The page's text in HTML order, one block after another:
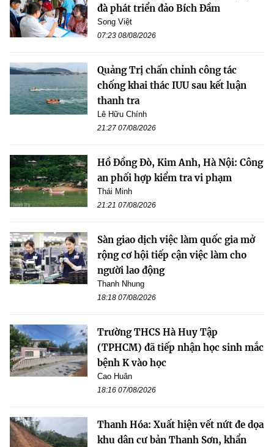
đà phát triển đảo Bích Đầm
Song Việt
07:23 08/08/2026
Quảng Trị chấn chỉnh công tác
chống khai thác IUU sau kết luận
thanh tra
Lê Hữu Chính
21:27 07/08/2026
Hồ Đồng Đò, Kim Anh, Hà Nội: Công
an phối hợp kiểm tra vi phạm
Thái Minh
21:21 07/08/2026
Sàn giao dịch việc làm quốc gia mở
rộng cơ hội tiếp cận việc làm cho
người lao động
Thanh Nhung
18:18 07/08/2026
Trường THCS Hà Huy Tập
(TPHCM) đã tiếp nhận học sinh mắc
bệnh K vào học
Cao Huân
18:16 07/08/2026
Thanh Hóa: Xuất hiện vết nứt đe dọa
khu dân cư bản Thanh Sơn, khẩn